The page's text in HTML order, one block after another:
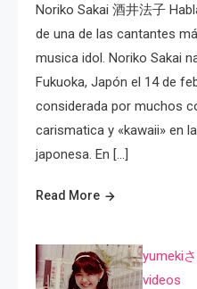
Noriko Sakai 酒井法子
de una de las cantantes
musica idol. Noriko Sakai
Fukuoka, Japón el 14 de
considerada por muchos
carismatica y «kawaii» en
japonesa. En […]
Read More
yumeki
videos